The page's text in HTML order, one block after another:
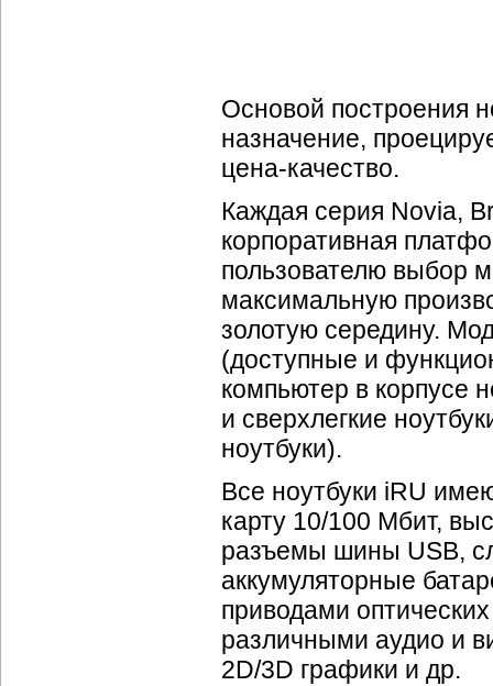
Основой построения
назначение,
цена-качество.
Каждая серия Novia,
корпоративная
пользователю выбор
максимальную
золотую середину.
(доступные и
компьютер в корпусе
и сверхлегкие
ноутбуки).
Все ноутбуки iRU
карту 10/100 Мбит,
разъемы шины USB,
аккумуляторные
приводами
различными аудио и
2D/3D графики и др.